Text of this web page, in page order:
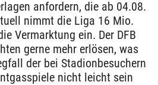
anfordern, die ab 04.08.
nimmt die Liga 16 Mio.
Vermarktung ein. Der DFB
gerne mehr erlösen, was
der bei Stadionbesuchern
nicht leicht sein